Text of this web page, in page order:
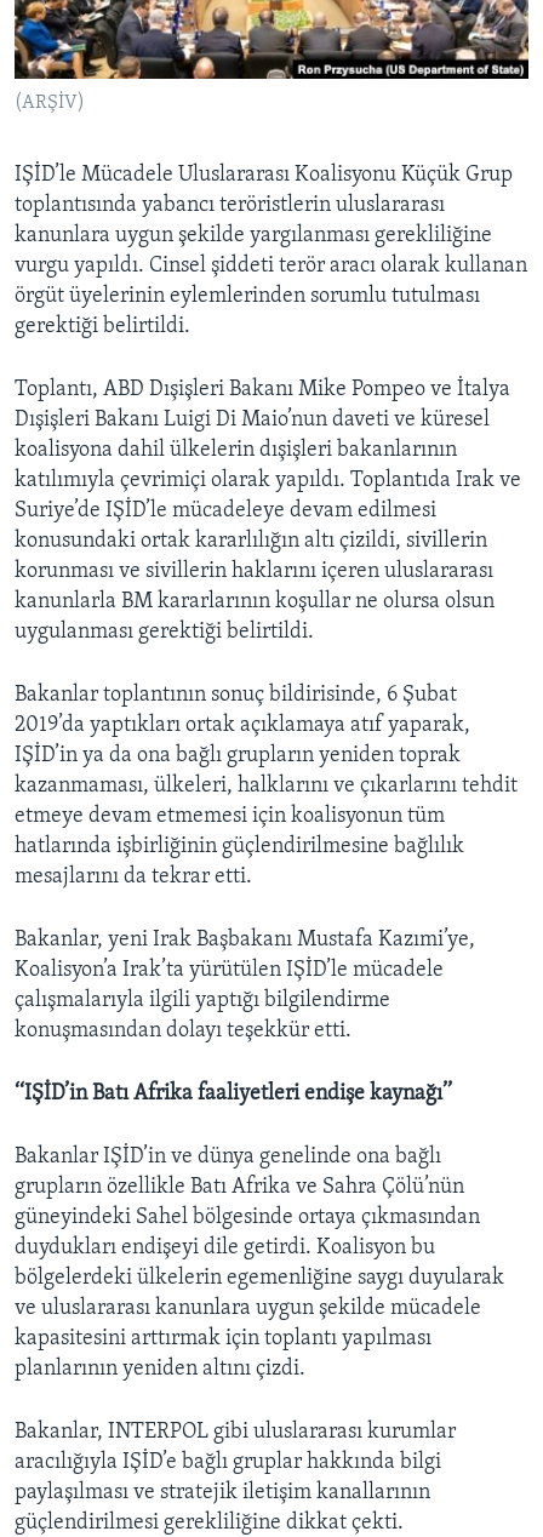
HAYATTAN
SANAT
BIZI TAKIP EDIN
(ARŞİV)
IŞİD’le Mücadele Uluslararası Koalisyonu Küçük Grup
toplantısında yabancı teröristlerin uluslararası
kanunlara uygun şekilde yargılanması gerekliliğine
vurgu yapıldı. Cinsel şiddeti terör aracı olarak kullanan
örgüt üyelerinin eylemlerinden sorumlu tutulması
gerektiği belirtildi.
Toplantı, ABD Dışişleri Bakanı Mike Pompeo ve İtalya
Dışişleri Bakanı Luigi Di Maio’nun daveti ve küresel
koalisyona dahil ülkelerin dışişleri bakanlarının
katılımıyla çevrimiçi olarak yapıldı. Toplantıda Irak ve
Suriye’de IŞİD’le mücadeleye devam edilmesi
konusundaki ortak kararlılığın altı çizildi, sivillerin
korunması ve sivillerin haklarını içeren uluslararası
kanunlarla BM kararlarının koşullar ne olursa olsun
uygulanması gerektiği belirtildi.
Bakanlar toplantının sonuç bildirisinde, 6 Şubat
2019’da yaptıkları ortak açıklamaya atıf yaparak,
IŞİD’in ya da ona bağlı grupların yeniden toprak
kazanmaması, ülkeleri, halklarını ve çıkarlarını tehdit
etmeye devam etmemesi için koalisyonun tüm
hatlarında işbirliğinin güçlendirilmesine bağlılık
mesajlarını da tekrar etti.
Bakanlar, yeni Irak Başbakanı Mustafa Kazımi’ye,
Koalisyon’a Irak’ta yürütülen IŞİD’le mücadele
çalışmalarıyla ilgili yaptığı bilgilendirme
konuşmasından dolayı teşekkür etti.
‘‘IŞİD’in Batı Afrika faaliyetleri endişe kaynağı’’
Bakanlar IŞİD’in ve dünya genelinde ona bağlı
grupların özellikle Batı Afrika ve Sahra Çölü’nün
güneyindeki Sahel bölgesinde ortaya çıkmasından
duydukları endişeyi dile getirdi. Koalisyon bu
bölgelerdeki ülkelerin egemenliğine saygı duyularak
ve uluslararası kanunlara uygun şekilde mücadele
kapasitesini arttırmak için toplantı yapılması
planlarının yeniden altını çizdi.
Bakanlar, INTERPOL gibi uluslararası kurumlar
aracılığıyla IŞİD’e bağlı gruplar hakkında bilgi
paylaşılması ve stratejik iletişim kanallarının
güçlendirilmesi gerekliliğine dikkat çekti.